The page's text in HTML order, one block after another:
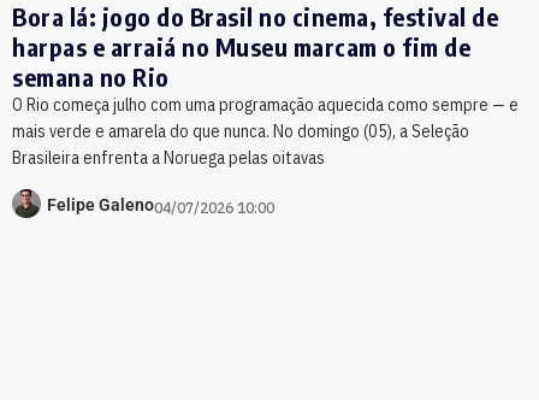
Bora lá: jogo do Brasil no cinema, festival de
harpas e arraiá no Museu marcam o fim de
semana no Rio
O Rio começa julho com uma programação aquecida como sempre — e
mais verde e amarela do que nunca. No domingo (05), a Seleção
Brasileira enfrenta a Noruega pelas oitavas
Felipe Galeno04/07/2026 10:00